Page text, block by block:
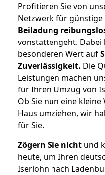
Profitieren Sie von
Netzwerk für günstige
Beiladung
vonstattengeht. Dabei
besonderen Wert auf
Zuverlässigkeit. Die
Leistungen machen
für Ihren Umzug von
Ob Sie nun eine
Haus umziehen, wir
für Sie.
Zögern Sie nicht und
heute, um Ihren
Iserlohn nach